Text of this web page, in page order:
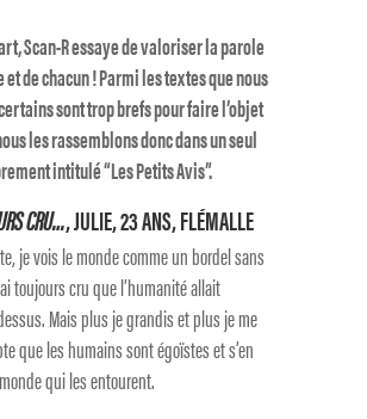
Scan-R essaye de valoriser la parole
et de chacun ! Parmi les textes que nous
sont trop brefs pour faire l’objet
les rassemblons donc dans un seul
intitulé “Les Petits Avis”.
CRU…, JULIE, 23 ANS, FLÉMALLE
je vois le monde comme un bordel sans
toujours cru que l’humanité allait
Mais plus je grandis et plus je me
que les humains sont égoïstes et s’en
qui les entourent.